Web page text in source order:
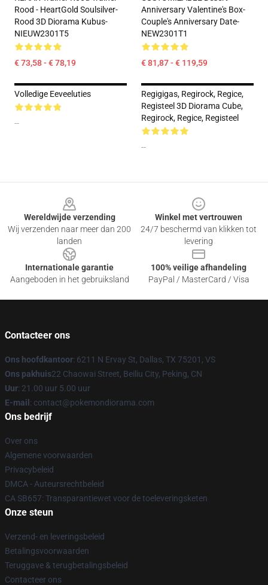
Rood - HeartGold Soulsilver-
Rood 3D Diorama Kubus-
NIEUW2301T5
€ 73,58 - € 78,19
Anniversary Valentine's Box-
Couple's Anniversary Date-
NEW2301T1
€ 81,87 - € 119,59
Volledige Eeveeluties
--
Regigigas, Regirock, Regice,
Registeel 3D Diorama Cube,
Regirock, Regice, Registeel
--
Wereldwijde verzending
Wij verzenden naar meer dan 200
landen
Winkel met vertrouwen
24/7 beschermd van klikken tot
levering
Internationale garantie
Aangeboden in het gebruiksland
100% veilige afhandeling
PayPal / MasterCard / Visa
Contacteer ons
Ons hoofdkantoor: 6211 N Ervay St, Dallas, TX 75201, VS
Ons pakhuis22 Chaowai Street, Beiliu City, Peking, CN
Uur: 21.00 uur 5.00 uur
E-mail : contact@pokemondiorama.com
Ons bedrijf
Over ons
Algemene voorwaarden
Privacybeleid
DMCA - Auteursrechtbeleid
CA SB657: Transparantiewet voor de toeleveringsketen
Onze steun
Verzend- en leveringsbeleid
Betalingsvoorwaarden
Teruggave & terugbetalingsbeleid
Contacteer ons